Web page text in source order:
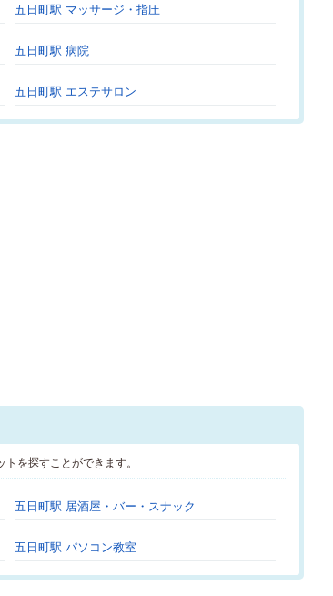
五日町駅 マッサージ・指圧
五日町駅 病院
五日町駅 エステサロン
を探すことができます。
五日町駅 居酒屋・バー・スナック
五日町駅 パソコン教室